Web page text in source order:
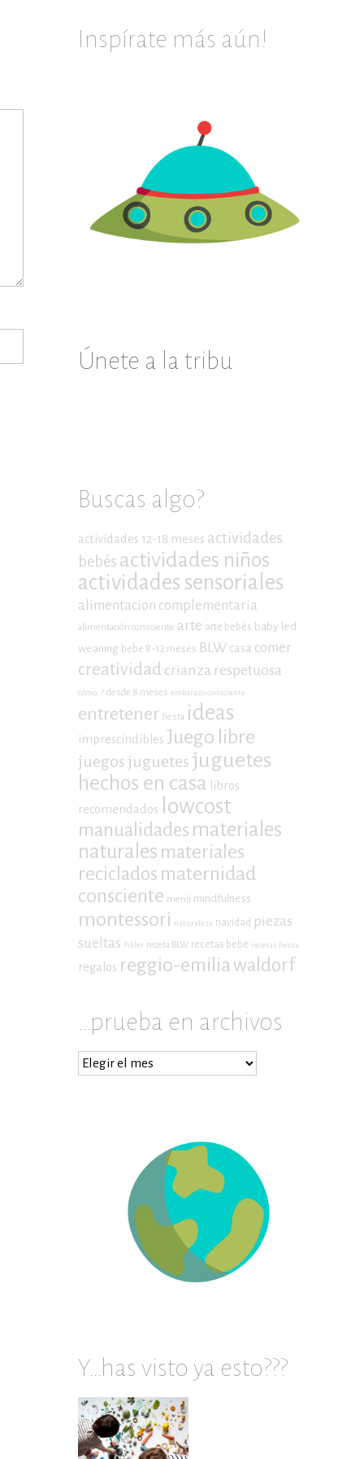
Inspírate más aún!
Únete a la tribu
Buscas algo?
actividades 12-18 meses actividades
bebés actividades niños
actividades sensoriales
alimentacion complementaria
alimentación consciente arte arte bebés baby led
weaning bebe 8-12 meses BLW casa comer
creatividad crianza respetuosa
cómo...? desde 8 meses embarazo consciente
entretener fiesta ideas
imprescindibles Juego libre
juegosjuguetes juguetes
hechos en casa
libros
recomendados
lowcost
manualidades materiales
naturales materiales
reciclados maternidad
consciente menú mindfulness
montessori naturaleza navidad piezas
sueltas Pikler receta BLW recetas bebe recetas fiesta
regalos reggio-emilia waldorf
…prueba en archivos
…
Y…has visto ya esto???